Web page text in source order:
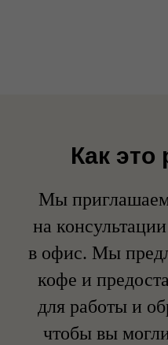
Как это
Мы приглашаем
на
в офис. Мы
кофе и
для работы и
чтобы вы